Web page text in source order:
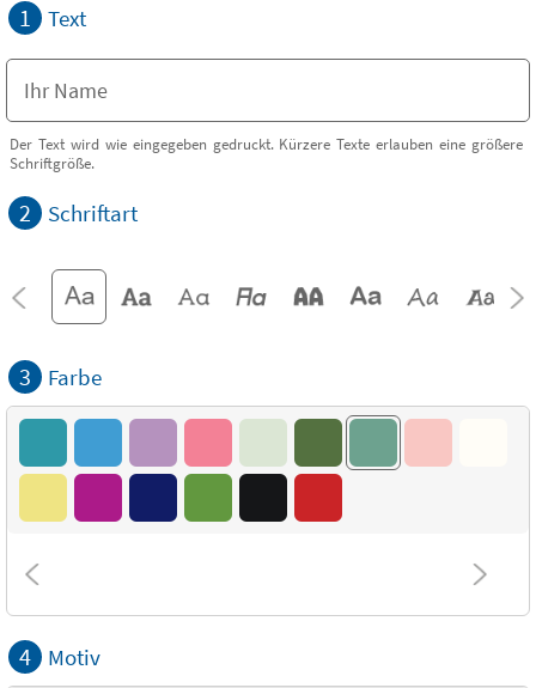
1 Text
Der Text wird wie eingegeben gedruckt. Kürzere Texte erlauben eine größere
Schriftgröße.
2 Schriftart
3 Farbe
4 Motiv